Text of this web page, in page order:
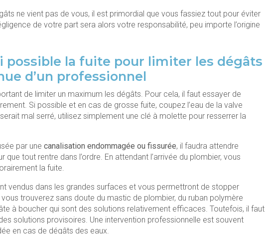
ne vient pas de vous, il est primordial que vous fassiez tout pour éviter
de votre part sera alors votre responsabilité, peu importe l’origine
possible la fuite pour limiter les dégâts
d’un professionnel
de limiter un maximum les dégâts. Pour cela, il faut essayer de
Si possible et en cas de grosse fuite, coupez l’eau de la valve
mal serré, utilisez simplement une clé à molette pour resserrer la
par une canalisation endommagée ou fissurée, il faudra attendre
que tout rentre dans l’ordre. En attendant l’arrivée du plombier, vous
la fuite.
vendus dans les grandes surfaces et vous permettront de stopper
trouverez sans doute du mastic de plombier, du ruban polymère
à boucher qui sont des solutions relativement efficaces. Toutefois, il faut
solutions provisoires. Une intervention professionnelle est souvent
en cas de dégâts des eaux.